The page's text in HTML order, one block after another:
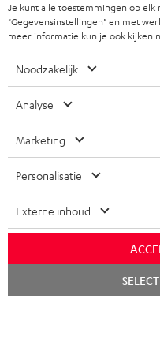
SPEAKERS
ULTIMA
IN-EAR
FANSHOP
NIEUWKOMERS
TEUFEL VOORDELEN
TEUFEL STORY
TOEGANKELIJK
FRANKRIJK
POLEN
ITALIË
USA
ANDERE LANDEN
'Kennelijke' (typ)fouten
accessoires zijn niet bij de
Disclaimer Algemene
Je kunt alle toestemmingen op elk
"Gegevensinstellingen" en met
meer informatie kun je ook kijken
Noodzakelijk
Analyse
Marketing
Personalisatie
Externe inhoud